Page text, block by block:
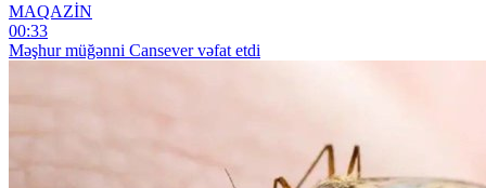
MAQAZİN
00:33
Məşhur müğənni Cansever vəfat etdi